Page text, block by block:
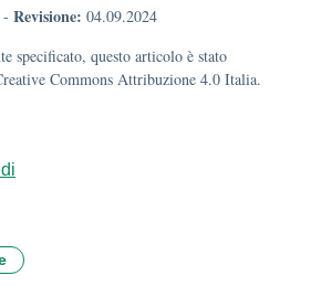
- Revisione: 04.09.2024
specificato, questo articolo è stato
Commons Attribuzione 4.0 Italia.